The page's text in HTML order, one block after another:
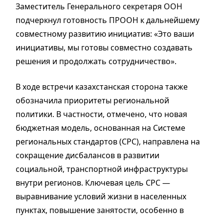
Заместитель Генерального секретаря ООН
подчеркнул готовность ПРООН к дальнейшему
совместному развитию инициатив: «Это ваши
инициативы, мы готовы совместно создавать
решения и продолжать сотрудничество».
В ходе встречи казахстанская сторона также
обозначила приоритеты региональной
политики. В частности, отмечено, что новая
бюджетная модель, основанная на Системе
региональных стандартов (СРС), направлена на
сокращение дисбалансов в развитии
социальной, транспортной инфраструктуры
внутри регионов. Ключевая цель СРС —
выравнивание условий жизни в населенных
пунктах, повышение занятости, особенно в